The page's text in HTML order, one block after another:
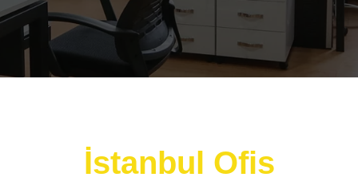
İstanbul Ofis